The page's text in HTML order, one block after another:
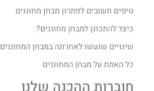
טיפים חשובים לפתרון מבחן מחוננים
כיצד להתכונן למבחן מחוננים?
שינויים שנעשו לאחרונה במבחן המחוננים
כל האמת על מבחן המחוננים